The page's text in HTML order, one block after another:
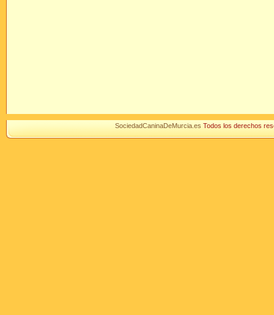
SociedadCaninaDeMurcia.es Todos los derechos